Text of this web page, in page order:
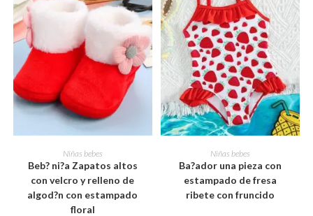
SELECCIONAR OPCIONES
Este
producto
tiene
múltiples
variantes.
Las
opciones
se
Niñas bebes
Beb? ni?a Zapatos altos
con velcro y relleno de
algod?n con estampado
floral
SELECCIONAR OPCIONES
Este
producto
tiene
múltiples
variantes.
opciones
Niñas bebes
Ba?ador una pieza con
estampado de fresa
ribete con fruncido